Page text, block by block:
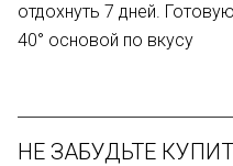
отдохнуть 7 дней.
40° основой по вкусу
НЕ ЗАБУДЬТЕ